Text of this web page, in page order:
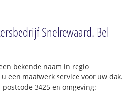
Snelrewaard. Bel
bekende naam in regio
een maatwerk service voor uw dak.
3425 en omgeving: